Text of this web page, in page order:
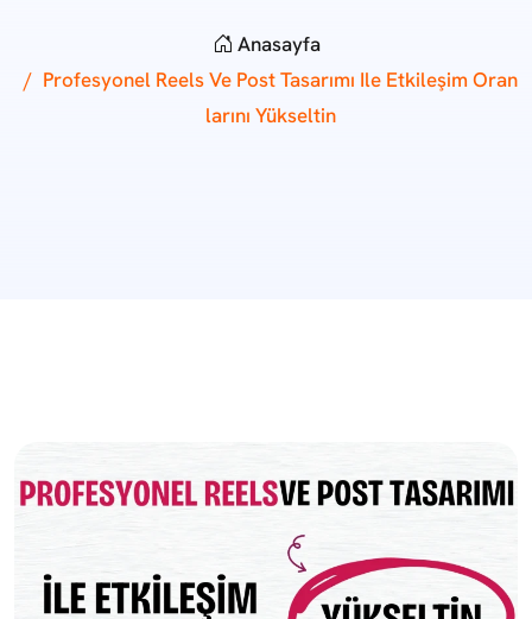
Anasayfa
Profesyonel Reels Ve Post Tasarımı Ile Etkileşim Oran
Larını Yükseltin